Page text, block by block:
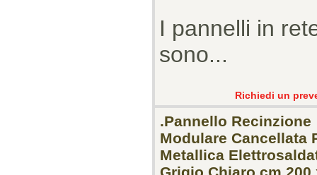
I pannelli in
sono...
Richiedi un
.Pannello Recinzione
Modulare Cancellata
Metallica